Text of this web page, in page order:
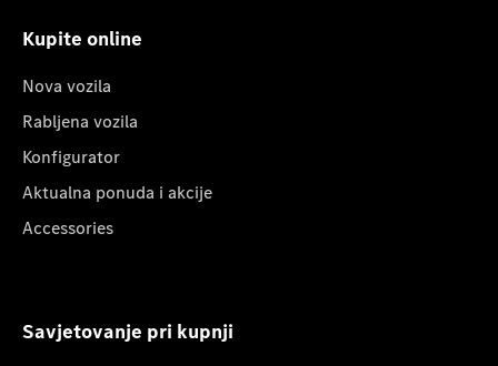
Kupite online
Nova vozila
Rabljena vozila
Konfigurator
Aktualna ponuda i akcije
Accessories
Savjetovanje pri kupnji